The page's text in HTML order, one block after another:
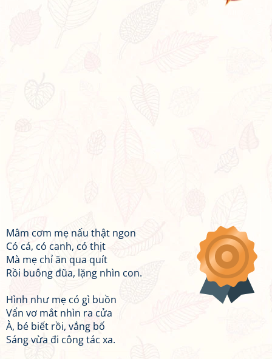
Mâm cơm mẹ nấu thật ngon
Có cá, có canh, có thịt
Mà mẹ chỉ ăn qua quít
Rồi buông đũa, lặng nhìn con.
Hình như mẹ có gì buồn
Vẩn vơ mắt nhìn ra cửa
À, bé biết rồi, vắng bố
Sáng vừa đi công tác xa.